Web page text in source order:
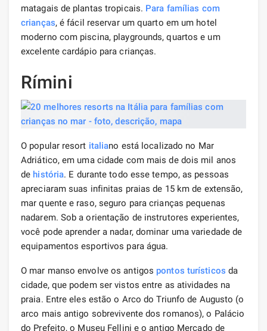
matagais de plantas tropicais. Para famílias com
crianças, é fácil reservar um quarto em um hotel
moderno com piscina, playgrounds, quartos e um
excelente cardápio para crianças.
Rímini
O popular resort italiano está localizado no Mar
Adriático, em uma cidade com mais de dois mil anos
de história. E durante todo esse tempo, as pessoas
apreciaram suas infinitas praias de 15 km de extensão,
mar quente e raso, seguro para crianças pequenas
nadarem. Sob a orientação de instrutores experientes,
você pode aprender a nadar, dominar uma variedade de
equipamentos esportivos para água.
O mar manso envolve os antigos pontos turísticos da
cidade, que podem ser vistos entre as atividades na
praia. Entre eles estão o Arco do Triunfo de Augusto (o
arco mais antigo sobrevivente dos romanos), o Palácio
do Prefeito, o Museu Fellini e o antigo Mercado de